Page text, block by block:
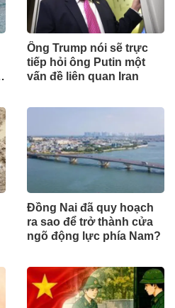
Ông Trump nói sẽ trực
tiếp hỏi ông Putin một
vấn đề liên quan Iran
Đồng Nai đã quy hoạch
ra sao để trở thành cửa
ngõ động lực phía Nam?